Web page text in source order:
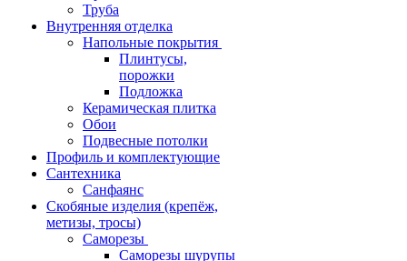
Труба
Внутренняя отделка
Напольные покрытия
Плинтусы,
порожки
Подложка
Керамическая плитка
Обои
Подвесные потолки
Профиль и комплектующие
Сантехника
Санфаянс
Скобяные изделия (крепёж,
метизы, тросы)
Саморезы
Саморезы шурупы